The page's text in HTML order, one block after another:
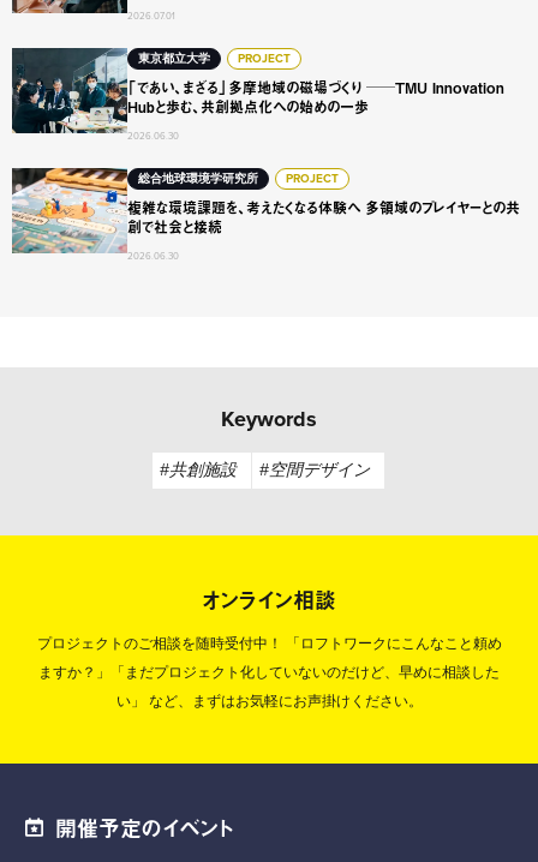
2026.07.01
東京都立大学 PROJECT
「であい、まざる」多摩地域の磁場づくり ──TMU Innovation
Hubと歩む、共創拠点化への始めの一歩
2026.06.30
「であい、まざる」多摩地域の磁場づくり ──TMU
総合地球環境学研究所 PROJECT
複雑な環境課題を、考えたくなる体験へ 多領域のプレイヤーとの共
創で社会と接続
2026.06.30
複雑な環境課題を、考えたくなる体験へ 多領域のプレイヤ
Keywords
#共創施設 #空間デザイン
オンライン相談
プロジェクトのご相談を随時受付中！
「ロフトワークにこんなこと頼め
ますか？」「まだプロジェクト化していないのだけど、早めに相談した
い」
など、まずはお気軽にお声掛けください。
開催予定のイベント